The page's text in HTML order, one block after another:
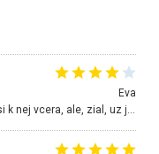
Eva
Hojdacka v Krpelanoch uz nie je, vysli sme si k nej vcera, ale, zial, uz je znicena. Ak sem planujete cestu len kvoli hojdacke, mozete si ju usetrit. Krasny vyhlad je tu vsak aj bez hojdacky :-)